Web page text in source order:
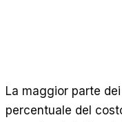
INIZIA
La maggior parte
percentuale del